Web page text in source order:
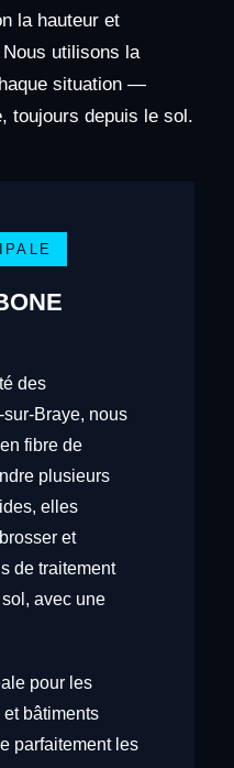
la hauteur et
utilisons la
situation —
toujours depuis le sol.
des
Braye, nous
fibre de
plusieurs
elles
et
de traitement
avec une
pour les
bâtiments
parfaitement les